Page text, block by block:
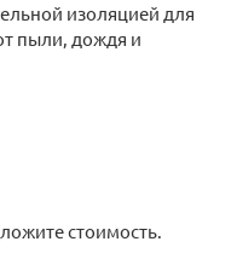
изоляцией для
пыли, дождя и
стоимость.